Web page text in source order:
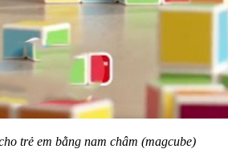
trẻ em bằng nam châm (magcube)